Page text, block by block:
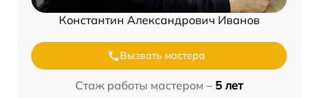
Константин Александрович Иванов
Вызвать мастера
Стаж работы мастером – 5 лет